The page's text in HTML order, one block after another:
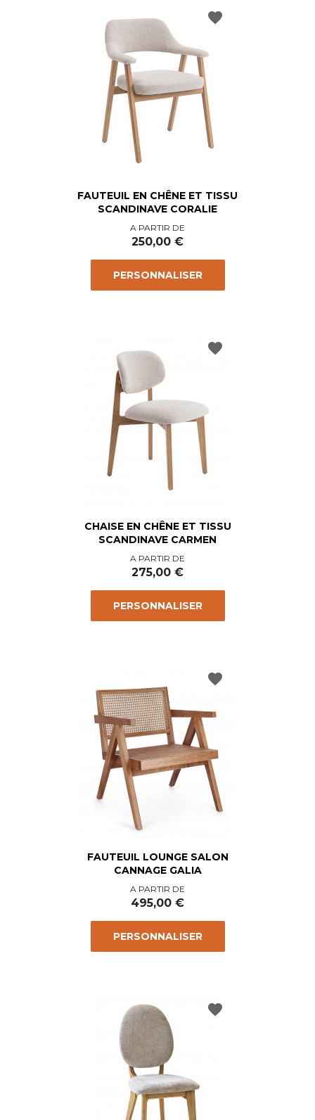
FAUTEUIL EN CHÊNE ET TISSU
SCANDINAVE CORALIE
Prix
A PARTIR DE
250,00 €
PERSONNALISER
favorite
CHAISE EN CHÊNE ET TISSU
SCANDINAVE CARMEN
Prix
A PARTIR DE
275,00 €
PERSONNALISER
favorite
FAUTEUIL LOUNGE SALON
CANNAGE GALIA
Prix
A PARTIR DE
495,00 €
PERSONNALISER
favorite
favorite